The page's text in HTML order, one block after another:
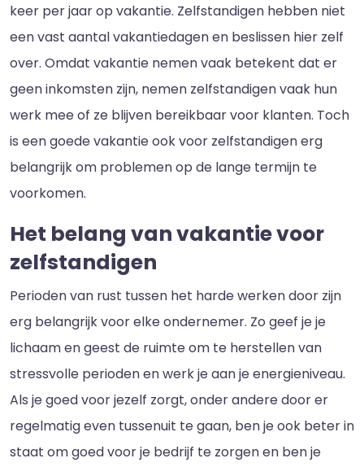
keer per jaar op vakantie. Zelfstandigen hebben niet
een vast aantal vakantiedagen en beslissen hier zelf
over. Omdat vakantie nemen vaak betekent dat er
geen inkomsten zijn, nemen zelfstandigen vaak hun
werk mee of ze blijven bereikbaar voor klanten. Toch
is een goede vakantie ook voor zelfstandigen erg
belangrijk om problemen op de lange termijn te
voorkomen.
Het belang van vakantie voor
zelfstandigen
Perioden van rust tussen het harde werken door zijn
erg belangrijk voor elke ondernemer. Zo geef je je
lichaam en geest de ruimte om te herstellen van
stressvolle perioden en werk je aan je energieniveau.
Als je goed voor jezelf zorgt, onder andere door er
regelmatig even tussenuit te gaan, ben je ook beter in
staat om goed voor je bedrijf te zorgen en ben je